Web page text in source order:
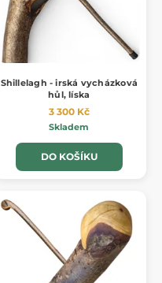
Shillelagh - irská vycházková
hůl, líska
3 300 Kč
Skladem
DO KOŠÍKU